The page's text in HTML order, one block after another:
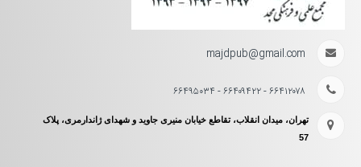
majdpub@gmail.com
۶۶۴۱۲۰۷۸ - ۶۶۴۰۹۴۲۲ - ۶۶۴۹۵۰۳۴
تهران، میدان انقلاب، تقاطع خیابان منیری جاوید و شهدای ژاندارمری، پلاک
57